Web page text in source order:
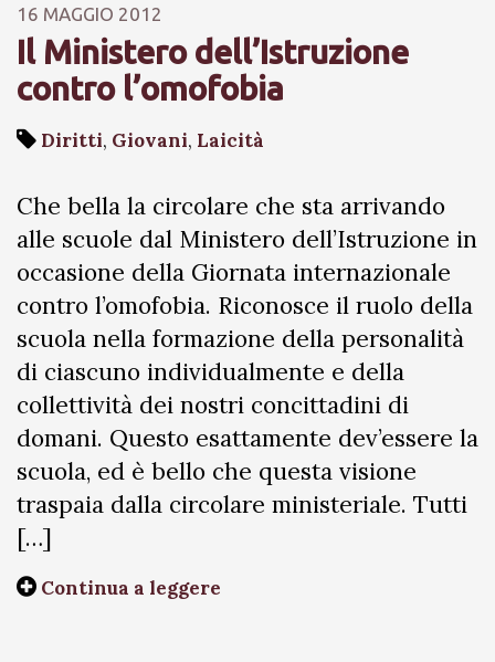
16 MAGGIO 2012
Il Ministero dell’Istruzione
contro l’omofobia
Diritti, Giovani, Laicità
Che bella la circolare che sta arrivando
alle scuole dal Ministero dell’Istruzione in
occasione della Giornata internazionale
contro l’omofobia. Riconosce il ruolo della
scuola nella formazione della personalità
di ciascuno individualmente e della
collettività dei nostri concittadini di
domani. Questo esattamente dev’essere la
scuola, ed è bello che questa visione
traspaia dalla circolare ministeriale. Tutti
[…]
Continua a leggere